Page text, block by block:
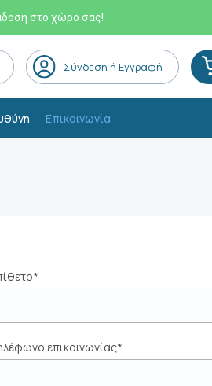
στο χώρο σας!
Σύνδεση ή Εγγραφή
Επικοινωνία
επικοινωνίας*